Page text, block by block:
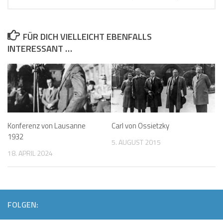
FÜR DICH VIELLEICHT EBENFALLS
INTERESSANT …
Konferenz von Lausanne
1932
18. APRIL 2024
Carl von Ossietzky
5. AUGUST 2015
FOLGEN: